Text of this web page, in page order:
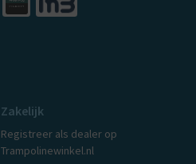
Zakelijk
Registreer als dealer op
Trampolinewinkel.nl